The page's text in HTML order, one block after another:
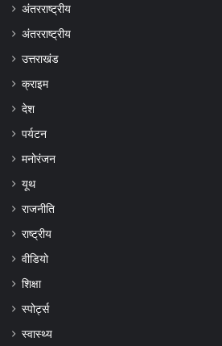
अंतरराष्ट्रीय
अंतरराष्ट्रीय
उत्तराखंड
क्राइम
देश
पर्यटन
मनोरंजन
यूथ
राजनीति
राष्ट्रीय
वीडियो
शिक्षा
स्पोर्ट्स
स्वास्थ्य